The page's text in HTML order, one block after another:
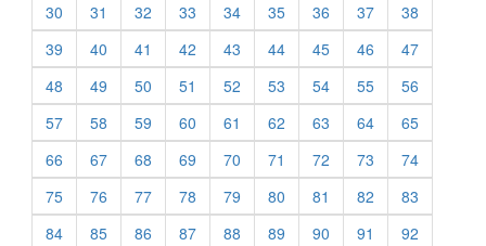
30
31 32 33 34 35 36 37
38
39
40 41 42 43 44 45 46
47
48
49 50 51 52 53 54 55
56
57
58 59 60 61 62 63 64
65
66
67 68 69 70 71 72 73
74
75
76 77 78 79 80 81 82
83
84
85 86 87 88 89 90 91
92